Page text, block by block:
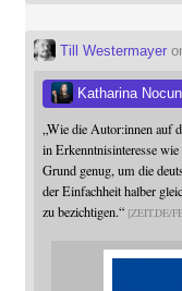
Till Westermayer
Katharina Nocun
„Wie die Autor:innen auf
in Erkenntnisinteresse
Grund genug, um die
der Einfachheit halber
zu bezichtigen.“ ZEIT.DE/